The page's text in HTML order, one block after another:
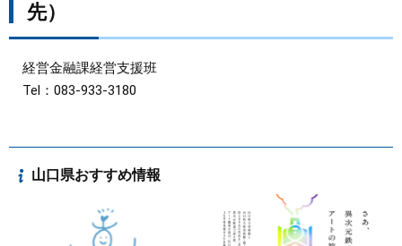
先）
経営金融課経営支援班
Tel：083-933-3180
山口県おすすめ情報